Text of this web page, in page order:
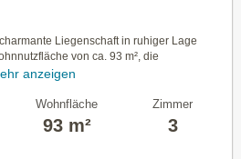
Liegenschaft in ruhiger Lage
von ca. 93 m², die
anzeigen
Wohnfläche
93 m²
Zimmer
3